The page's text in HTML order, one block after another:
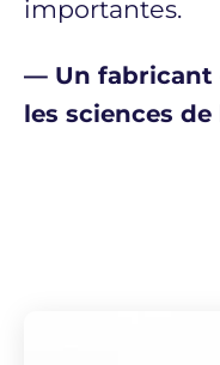
importantes.
— Un fabricant
les sciences de
sa capacité à
délais très